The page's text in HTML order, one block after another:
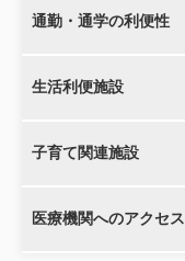
通勤・通学の利便性
生活利便施設
子育て関連施設
医療機関へのアクセス